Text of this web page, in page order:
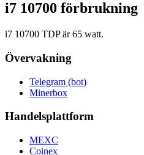
i7 10700 förbrukning
i7 10700 TDP är 65 watt.
Övervakning
Telegram (bot)
Minerbox
Handelsplattform
MEXC
Coinex